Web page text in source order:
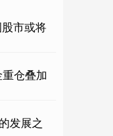
市或将
仓叠加
发展之